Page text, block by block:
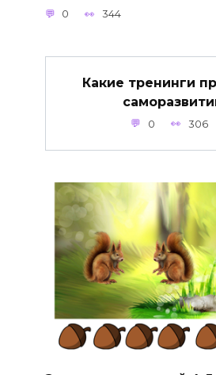
0 344
Какие тренинги
0 306